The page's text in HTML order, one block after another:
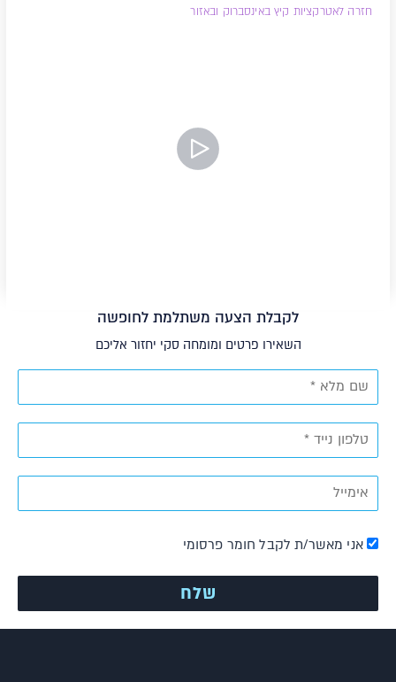
חזרה לאטרקציות קיץ באינסברוק ובאזור
לקבלת הצעה משתלמת לחופשה
השאירו פרטים ומומחה סקי יחזור אליכם
אני מאשר/ת לקבל חומר פרסומי